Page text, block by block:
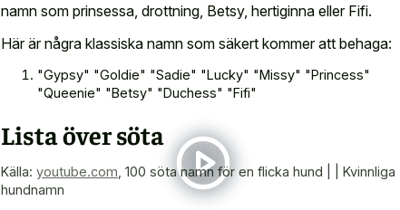
namn som prinsessa, drottning, Betsy, hertiginna eller Fifi.
Här är några klassiska namn som säkert kommer att behaga:
"Gypsy" "Goldie" "Sadie" "Lucky" "Missy" "Princess"
"Queenie" "Betsy" "Duchess" "Fifi"
Lista över söta
Källa: youtube.com 100 söta namn för en flicka hund | | Kvinnliga
hundnamn